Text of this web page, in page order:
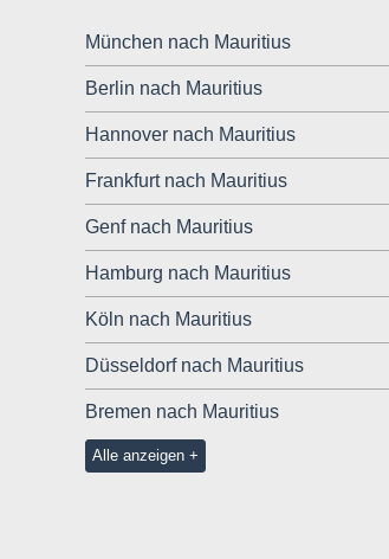
München nach Mauritius
Berlin nach Mauritius
Hannover nach Mauritius
Frankfurt nach Mauritius
Genf nach Mauritius
Hamburg nach Mauritius
Köln nach Mauritius
Düsseldorf nach Mauritius
Bremen nach Mauritius
Alle anzeigen